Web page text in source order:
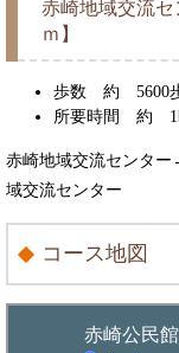
赤崎地域交流セ
ｍ】
歩数 約 5600歩
所要時間 約 1
赤崎地域交流センタ
域交流センター
コース地図